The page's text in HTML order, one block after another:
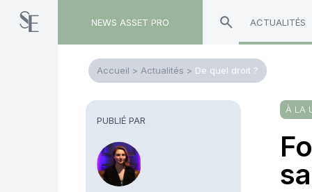
NEWS ASSET PRO ACTUALITÉS
Accueil > Actualités > De quel droit ?
PUBLIÉ PAR
À LA